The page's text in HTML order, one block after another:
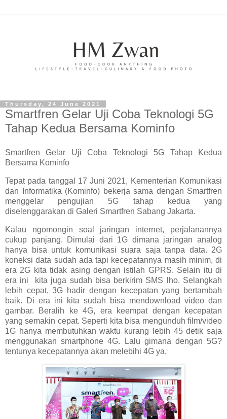
Thursday, 24 June 2021
Smartfren Gelar Uji Coba Teknologi 5G
Tahap Kedua Bersama Kominfo
Smartfren Gelar Uji Coba Teknologi 5G Tahap Kedua
Bersama Kominfo
Tepat pada tanggal 17 Juni 2021, Kementerian Komunikasi
dan Informatika (Kominfo) bekerja sama dengan Smartfren
menggelar pengujian 5G tahap kedua yang
diselenggarakan di Galeri Smartfren Sabang Jakarta.
Kalau ngomongin soal jaringan internet, perjalanannya
cukup panjang. Dimulai dari 1G dimana jaringan analog
hanya bisa untuk komunikasi suara saja tanpa data. 2G
koneksi data sudah ada tapi kecepatannya masih minim, di
era 2G kita tidak asing dengan istilah GPRS. Selain itu di
era ini kita juga sudah bisa berkirim SMS lho. Selangkah
lebih cepat, 3G hadir dengan kecepatan yang bertambah
baik. Di era ini kita sudah bisa mendownload video dan
gambar. Beralih ke 4G, era keempat dengan kecepatan
yang semakin cepat. Seperti kita bisa mengunduh film/video
1G hanya membutuhkan waktu kurang lebih 45 detik saja
menggunakan smartphone 4G. Lalu gimana dengan 5G?
tentunya kecepatannya akan melebihi 4G ya.